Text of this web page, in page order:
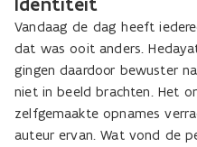
Vandaag de dag heeft
dat was ooit anders.
gingen daardoor bewuster
niet in beeld brachten. Het
zelfgemaakte opnames
auteur ervan. Wat vond de